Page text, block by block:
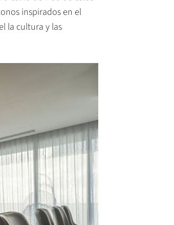
inspirados en el
la cultura y las